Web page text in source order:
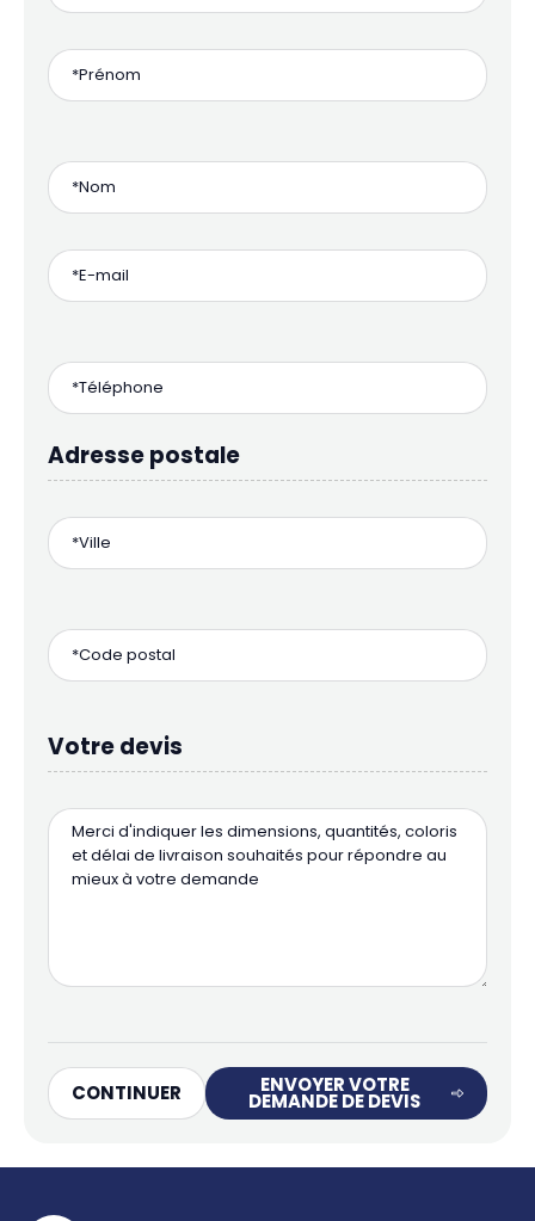
Adresse postale
Votre devis
CONTINUER ENVOYER VOTRE
DEMANDE DE DEVIS